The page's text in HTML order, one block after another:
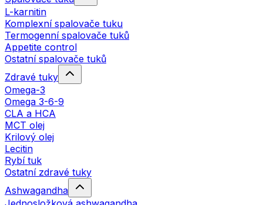
L-karnitin
Komplexní spalovače tuku
Termogenní spalovače tuků
Appetite control
Ostatní spalovače tuků
Zdravé tuky
Omega-3
Omega 3-6-9
CLA a HCA
MCT olej
Krilový olej
Lecitin
Rybí tuk
Ostatní zdravé tuky
Ashwagandha